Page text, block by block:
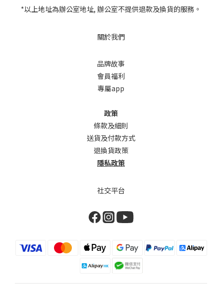
*以上地址為辦公室地址, 辦公室不提供退款及換貨的服務。
關於我們
品牌故事
會員福利
專屬app
政策
條款及細則
送貨及付款方式
退換貨政策
隱私政策
社交平台